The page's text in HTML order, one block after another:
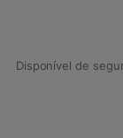
Disponível de